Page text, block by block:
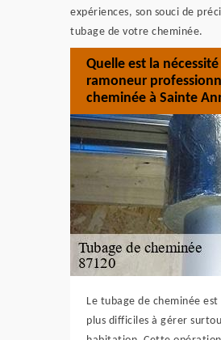
expériences, son souci de
tubage de votre cheminée.
Quelle est la
ramoneur
cheminée à Sainte
Le tubage de cheminée
plus difficiles à gérer